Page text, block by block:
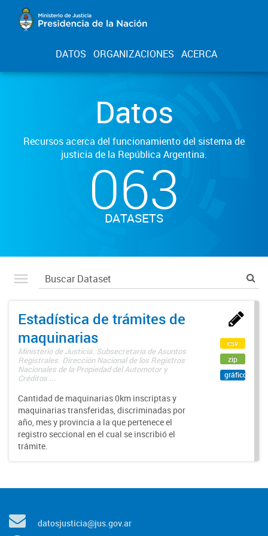
DATOS ORGANIZACIONES ACERCA
Datos
Recursos acerca del funcionamiento del sistema de
justicia de la República Argentina.
063
DATASETS
Estadística de trámites de
maquinarias
Ministerio de Justicia. Subsecretaría de Asuntos
Registrales. Dirección Nacional de los Registros
Nacionales de la Propiedad del Automotor y
Créditos ...
Cantidad de maquinarias 0km inscriptas y
maquinarias transferidas, discriminadas por
año, mes y provincia a la que pertenece el
registro seccional en el cual se inscribió el
trámite.
csv
zip
gráfico
datosjusticia@jus.gov.ar